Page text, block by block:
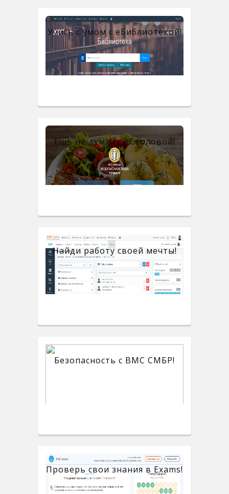
Учись с умом с eБиблиотекой!
Ешь не думая с eСтоловой!
Найди работу своей мечты!
Безопасность с BMC СМБР!
Проверь свои знания в Exams!